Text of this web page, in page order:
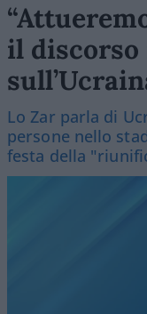
il
Lo Zar parla di
persone nello
festa della